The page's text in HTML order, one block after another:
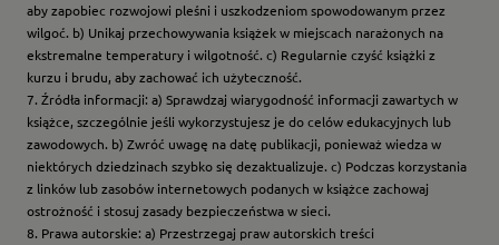
aby zapobiec rozwojowi pleśni i uszkodzeniom spowodowanym przez
wilgoć. b) Unikaj przechowywania książek w miejscach narażonych na
ekstremalne temperatury i wilgotność. c) Regularnie czyść książki z
kurzu i brudu, aby zachować ich użyteczność.
7. Źródła informacji: a) Sprawdzaj wiarygodność informacji zawartych w
książce, szczególnie jeśli wykorzystujesz je do celów edukacyjnych lub
zawodowych. b) Zwróć uwagę na datę publikacji, ponieważ wiedza w
niektórych dziedzinach szybko się dezaktualizuje. c) Podczas korzystania
z linków lub zasobów internetowych podanych w książce zachowaj
ostrożność i stosuj zasady bezpieczeństwa w sieci.
8. Prawa autorskie: a) Przestrzegaj praw autorskich treści